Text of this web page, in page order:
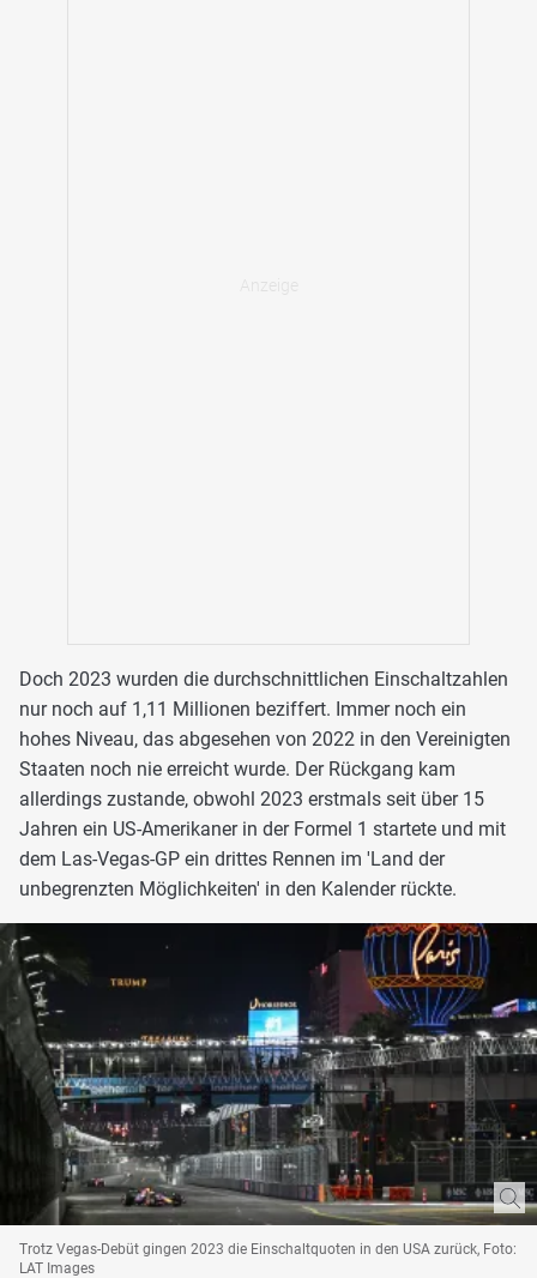
Doch 2023 wurden die durchschnittlichen Einschaltzahlen
nur noch auf 1,11 Millionen beziffert. Immer noch ein
hohes Niveau, das abgesehen von 2022 in den Vereinigten
Staaten noch nie erreicht wurde. Der Rückgang kam
allerdings zustande, obwohl 2023 erstmals seit über 15
Jahren ein US-Amerikaner in der Formel 1 startete und mit
dem Las-Vegas-GP ein drittes Rennen im 'Land der
unbegrenzten Möglichkeiten' in den Kalender rückte.
Trotz Vegas-Debüt gingen 2023 die Einschaltquoten in den USA zurück, Foto:
LAT Images